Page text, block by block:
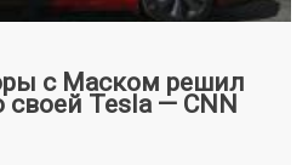
с Маском решил
своей Tesla — CNN